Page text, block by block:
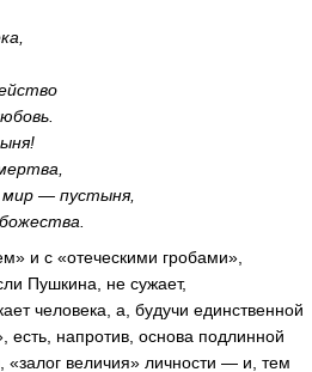
— пустыня,
и с «отеческими гробами»,
Пушкина, не сужает,
человека, а, будучи единственной
есть, напротив, основа подлинной
«залог величия» личности — и, тем